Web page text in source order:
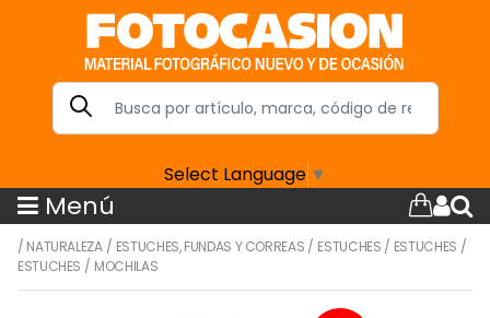
Select Language ▼
Menú
/ NATURALEZA/ ESTUCHES, FUNDAS Y CORREAS / ESTUCHES / ESTUCHES /
ESTUCHES / MOCHILAS